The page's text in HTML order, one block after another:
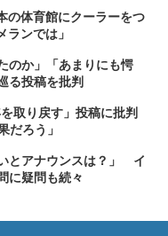
の体育館にクーラーをつ
ンでは」
のか」「あまりにも愕
る投稿を批判
取り戻す」投稿に批判
だろう」
とアナウンスは？」 イ
に疑問も続々